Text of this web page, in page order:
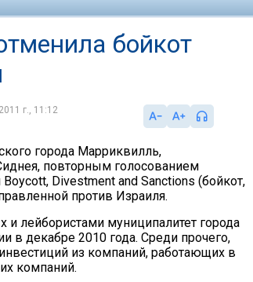
бойкот
г., 11:12
города Марриквилль,
повторным голосованием
Divestment and Sanctions (бойкот,
против Израиля.
лейбористами муниципалитет города
в декабре 2010 года. Среди прочего,
из компаний, работающих в
компаний.